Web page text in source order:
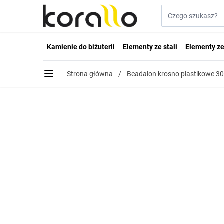
Przejdź do treści
Kamienie do biżuterii Elementy ze stali Elementy
Strona główna / Beadalon krosno plastikowe